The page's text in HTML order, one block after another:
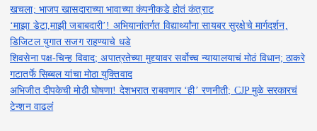
खचला; भाजप खासदाराच्या भावाच्या कंपनीकडे होतं कंत्राट
‘माझा डेटा,माझी जबाबदारी’! अभियानांतर्गत विद्यार्थ्यांना सायबर सुरक्षेचे मार्गदर्शन,
डिजिटल युगात सजग राहण्याचे धडे
शिवसेना पक्ष-चिन्ह विवाद; अपात्रतेच्या मुद्द्यावर सर्वोच्च न्यायालयाचं मोठं विधान; ठाकरे
गटातर्फे सिब्बल यांचा मोठा युक्तिवाद
अभिजीत दीपकेची मोठी घोषणा! देशभरात राबवणार ‘ही’ रणनीती; CJP मुळे सरकारचं
टेन्शन वाढलं